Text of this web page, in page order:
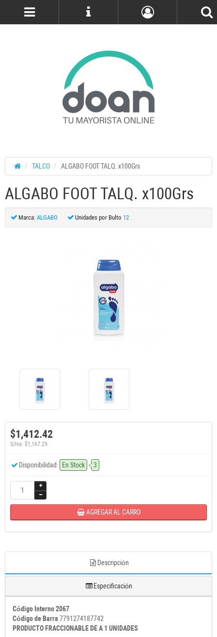
TALCO ALGABO FOOT TALQ. x100Grs
ALGABO FOOT TALQ. x100Grs
Marca: ALGABO Unidades por Bulto 12
$1,412.42
S/Iva: $1,167.29
Disponibilidad: En Stock 3
AGREGAR AL CARRO
Descripción
Especificación
Código Interno 2067
Código de Barra 7791274187742
PRODUCTO FRACCIONABLE DE A 1 UNIDADES